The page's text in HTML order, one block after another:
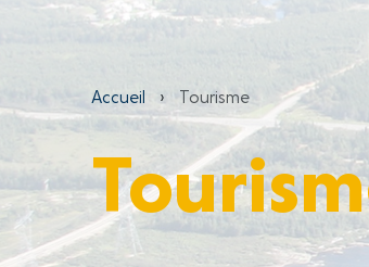
Accueil › Tourisme